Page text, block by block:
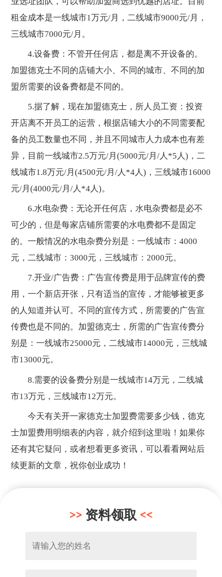
租金成本是一线城市1万元/月，二线城市9000元/月，
三线城市7000元/月。
4.设备费：不管开任何店，都是离不开设备的。
加盟德克士不同的店铺大小、不同的城市、不同的加
盟所需要的设备费都是不同的。
5.据了解，现在加盟德克士，所人员工资：投资
开店离不开员工的运营，根据店铺大小的不同需要配
备的员工数量也不同，并且不同城市人力成本也有差
异，目前一线城市2.5万元/月(5000元/月/人*5人)，二
线城市1.8万元/月(4500元/月/人*4人)，三线城市16000
元/月(4000元/月/人*4人)。
6.水电杂费：无论开任何店，水电杂费都是必不
可少的，但是每家店铺所需要的水电费都不是固定
的。一般情况的水电杂费分别是：一线城市：4000
元，二线城市：3000元，三线城市：2000元。
7.开业/广告费：广告宣传费是用于品牌宣传的费
用，一个新店开张，只有适当的宣传，才能够被更多
的人知道并认可。不同的宣传方式，所需要的广告宣
传费也是不同的。加盟德克士，所需的广告宣传费分
别是：一线城市25000元，二线城市14000元，三线城
市13000元。
8.需要的设备费分别是一线城市14万元，二线城
市13万元，三线城市12万元。
今天有关开一家德克士加盟费需要多少钱，德克
士加盟费用明细表的内容，就介绍到这里啦！如果你
还有其它疑问，或者想看更多资讯，可以看看网站后
续更新的文章，祝你创业成功！
资料领取